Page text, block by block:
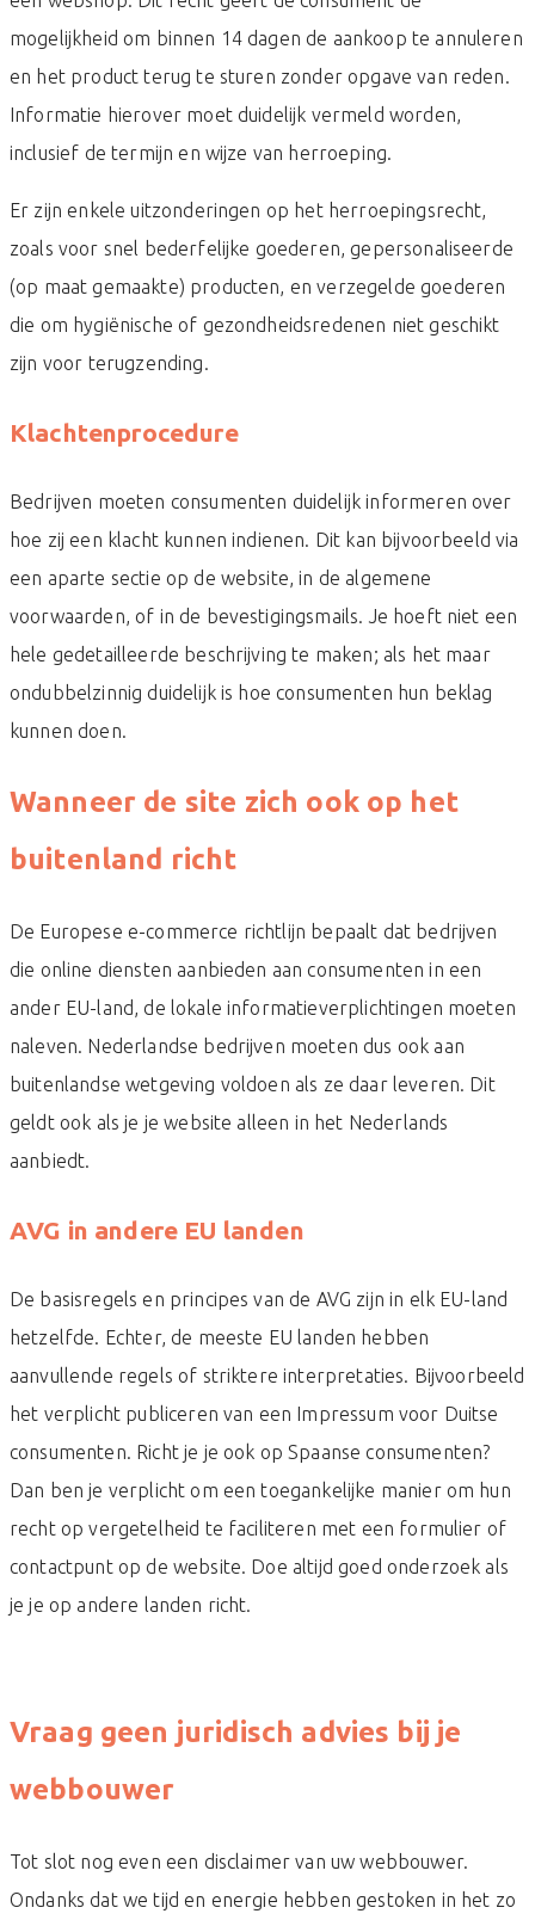
mogelijkheid om binnen 14 dagen de aankoop te annuleren
en het product terug te sturen zonder opgave van reden.
Informatie hierover moet duidelijk vermeld worden,
inclusief de termijn en wijze van herroeping.
Er zijn enkele uitzonderingen op het herroepingsrecht,
zoals voor snel bederfelijke goederen, gepersonaliseerde
(op maat gemaakte) producten, en verzegelde goederen
die om hygiënische of gezondheidsredenen niet geschikt
zijn voor terugzending.
Klachtenprocedure
Bedrijven moeten consumenten duidelijk informeren over
hoe zij een klacht kunnen indienen. Dit kan bijvoorbeeld via
een aparte sectie op de website, in de algemene
voorwaarden, of in de bevestigingsmails. Je hoeft niet een
hele gedetailleerde beschrijving te maken; als het maar
ondubbelzinnig duidelijk is hoe consumenten hun beklag
kunnen doen.
Wanneer de site zich ook op het
buitenland richt
De Europese e-commerce richtlijn bepaalt dat bedrijven
die online diensten aanbieden aan consumenten in een
ander EU-land, de lokale informatieverplichtingen moeten
naleven. Nederlandse bedrijven moeten dus ook aan
buitenlandse wetgeving voldoen als ze daar leveren. Dit
geldt ook als je je website alleen in het Nederlands
aanbiedt.
AVG in andere EU landen
De basisregels en principes van de AVG zijn in elk EU-land
hetzelfde. Echter, de meeste EU landen hebben
aanvullende regels of striktere interpretaties. Bijvoorbeeld
het verplicht publiceren van een Impressum voor Duitse
consumenten. Richt je je ook op Spaanse consumenten?
Dan ben je verplicht om een toegankelijke manier om hun
recht op vergetelheid te faciliteren met een formulier of
contactpunt op de website. Doe altijd goed onderzoek als
je je op andere landen richt.
Vraag geen juridisch advies bij je
webbouwer
Tot slot nog even een disclaimer van uw webbouwer.
Ondanks dat we tijd en energie hebben gestoken in het zo